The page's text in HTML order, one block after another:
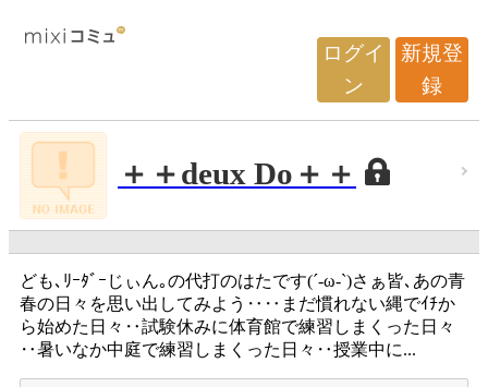
ログイ
ン
新規登
録
＋＋deux Do＋＋
ども､ﾘｰﾀﾞｰじぃん｡の代打のはたです(´-ω-`)さぁ皆､あの青
春の日々を思い出してみよう‥‥まだ慣れない縄でｲﾁか
ら始めた日々‥試験休みに体育館で練習しまくった日々
‥暑いなか中庭で練習しまくった日々‥授業中に...